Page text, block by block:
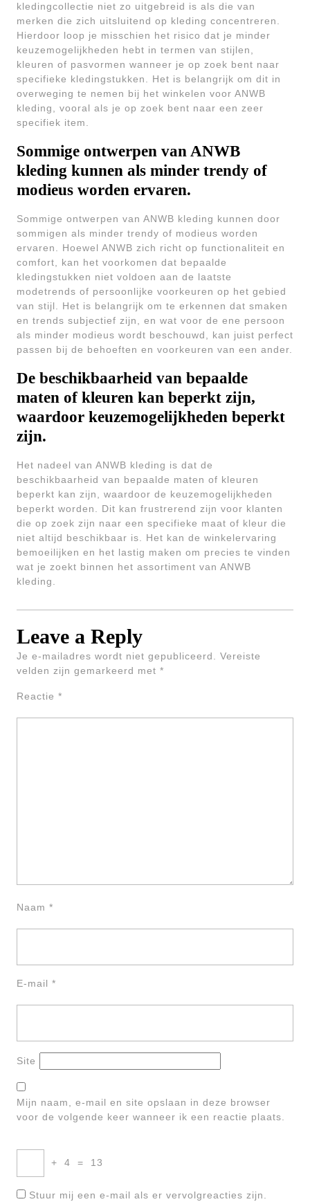
kledingcollectie niet zo uitgebreid is als die van
merken die zich uitsluitend op kleding concentreren.
Hierdoor loop je misschien het risico dat je minder
keuzemogelijkheden hebt in termen van stijlen,
kleuren of pasvormen wanneer je op zoek bent naar
specifieke kledingstukken. Het is belangrijk om dit in
overweging te nemen bij het winkelen voor ANWB
kleding, vooral als je op zoek bent naar een zeer
specifiek item.
Sommige ontwerpen van ANWB
kleding kunnen als minder trendy of
modieus worden ervaren.
Sommige ontwerpen van ANWB kleding kunnen door
sommigen als minder trendy of modieus worden
ervaren. Hoewel ANWB zich richt op functionaliteit en
comfort, kan het voorkomen dat bepaalde
kledingstukken niet voldoen aan de laatste
modetrends of persoonlijke voorkeuren op het gebied
van stijl. Het is belangrijk om te erkennen dat smaken
en trends subjectief zijn, en wat voor de ene persoon
als minder modieus wordt beschouwd, kan juist perfect
passen bij de behoeften en voorkeuren van een ander.
De beschikbaarheid van bepaalde
maten of kleuren kan beperkt zijn,
waardoor keuzemogelijkheden beperkt
zijn.
Het nadeel van ANWB kleding is dat de
beschikbaarheid van bepaalde maten of kleuren
beperkt kan zijn, waardoor de keuzemogelijkheden
beperkt worden. Dit kan frustrerend zijn voor klanten
die op zoek zijn naar een specifieke maat of kleur die
niet altijd beschikbaar is. Het kan de winkelervaring
bemoeilijken en het lastig maken om precies te vinden
wat je zoekt binnen het assortiment van ANWB
kleding.
Leave a Reply
Je e-mailadres wordt niet gepubliceerd.
Vereiste
velden zijn gemarkeerd met *
Reactie *
Naam *
E-mail *
Site
Mijn naam, e-mail en site opslaan in deze browser
voor de volgende keer wanneer ik een reactie plaats.
+ 4 = 13
Stuur mij een e-mail als er vervolgreacties zijn.